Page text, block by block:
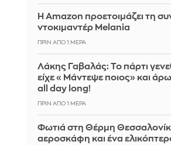
Η Amazon προετοιμάζει τη
ντοκιμαντέρ Melania
ΠΡΙΝ ΑΠΌ 1 ΜΈΡΑ
Λάκης Γαβαλάς: Το πάρτι
είχε «Μάντεψε ποιος» και
all day long!
ΠΡΙΝ ΑΠΌ 1 ΜΈΡΑ
Φωτιά στη Θέρμη
αεροσκάφη και ένα